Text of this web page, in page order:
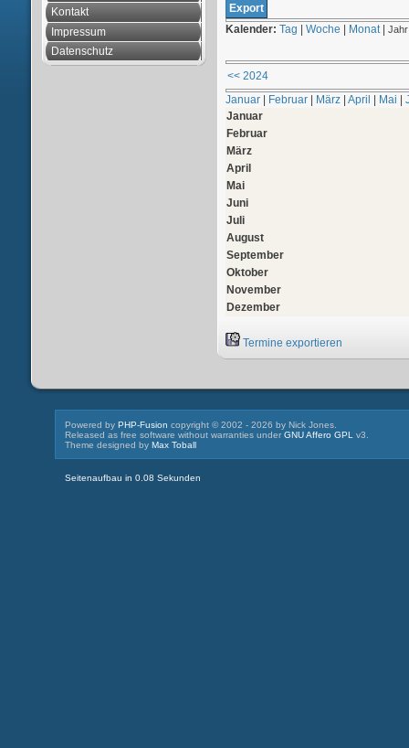
Kontakt
Impressum
Datenschutz
Kalender: Tag | Woche | Monat| Jahr
<< 2024
Januar| Februar| März| April | Mai |
Januar
Februar
März
April
Mai
Juni
Juli
August
September
Oktober
November
Dezember
Termine exportieren
Powered byPHP-Fusion copyright © 2002 - 2026 by Nick Jones.
Released as free software without warranties underGNU Affero GPL
v3.
Theme designed byMax Toball
Seitenaufbau in 0.08 Sekunden